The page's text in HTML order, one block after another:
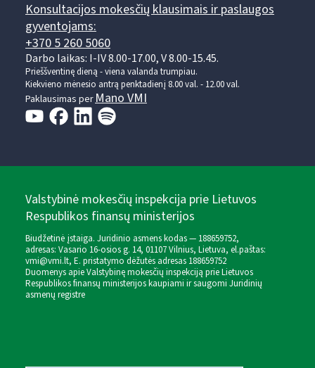
Konsultacijos mokesčių klausimais ir paslaugos
gyventojams:
+370 5 260 5060
Darbo laikas: I-IV 8.00-17.00, V 8.00-15.45.
Prieššventinę dieną - viena valanda trumpiau.
Kiekvieno mėnesio antrą penktadienį 8.00 val. - 12.00 val.
Paklausimas perMano VMI
Valstybinė mokesčių inspekcija prie Lietuvos
Respublikos finansų ministerijos
Biudžetinė įstaiga. Juridinio asmens kodas — 188659752,
adresas: Vasario 16-osios g. 14, 01107 Vilnius, Lietuva, el.paštas:
vmi@vmi.lt, E. pristatymo dėžutės adresas 188659752
Duomenys apie Valstybinę mokesčių inspekciją prie Lietuvos
Respublikos finansų ministerijos kaupiami ir saugomi Juridinių
asmenų registre